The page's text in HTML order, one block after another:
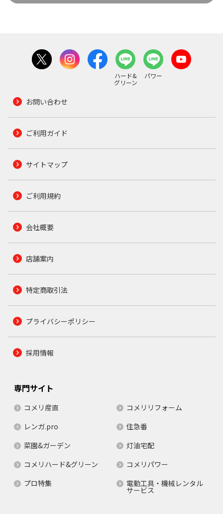
ハード&
グリーン
パワー
お問い合わせ
ご利用ガイド
サイトマップ
ご利用規約
会社概要
店舗案内
特定商取引法
プライバシーポリシー
採用情報
専門サイト
コメリ産直
コメリリフォーム
レンガ.pro
住急番
菜園&ガーデン
灯油宅配
コメリハード&グリーン
コメリパワー
プロ特集
電動工具・機械レンタル
サービス